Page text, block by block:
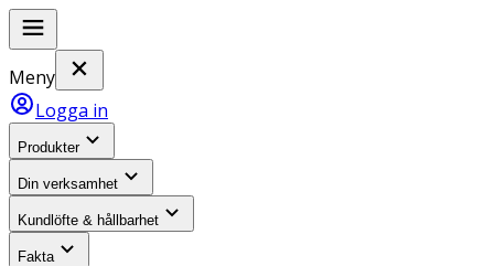
Meny
Logga in
Produkter
Din verksamhet
Kundlöfte & hållbarhet
Fakta